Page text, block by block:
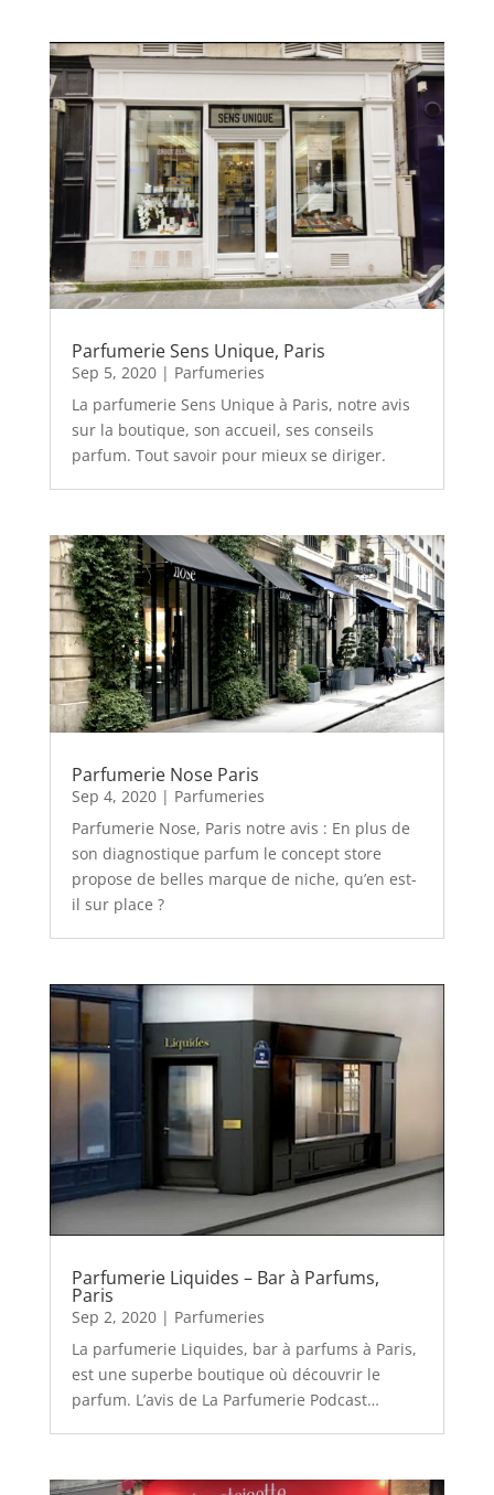
Parfumerie Sens Unique, Paris
Sep 5, 2020| Parfumeries
La parfumerie Sens Unique à Paris, notre avis
sur la boutique, son accueil, ses conseils
parfum. Tout savoir pour mieux se diriger.
Parfumerie Nose Paris
Sep 4, 2020| Parfumeries
Parfumerie Nose, Paris notre avis : En plus de
son diagnostique parfum le concept store
propose de belles marque de niche, qu’en est-
il sur place ?
Parfumerie Liquides – Bar à Parfums,
Paris
Sep 2, 2020| Parfumeries
La parfumerie Liquides, bar à parfums à Paris,
est une superbe boutique où découvrir le
parfum. L’avis de La Parfumerie Podcast…